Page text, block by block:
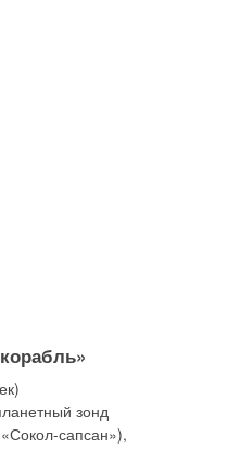
зонд
сапсан»),